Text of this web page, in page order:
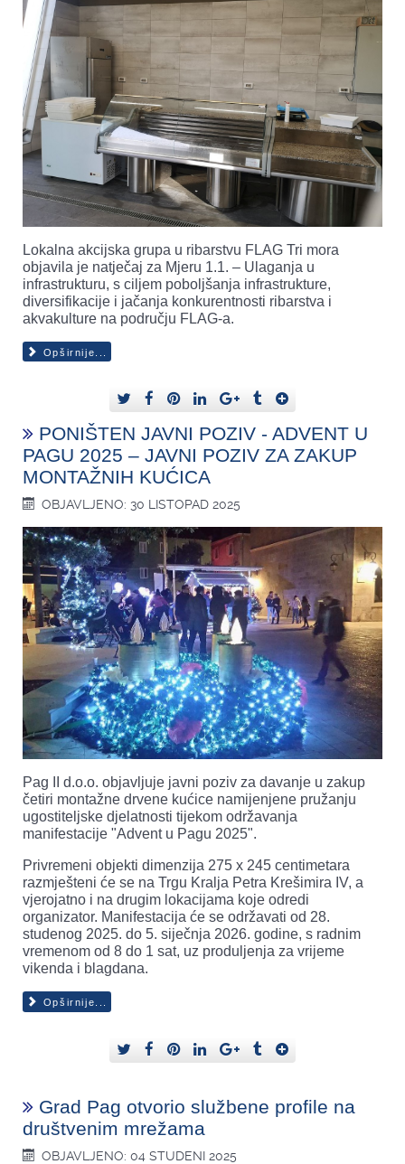
Lokalna akcijska grupa u ribarstvu FLAG Tri mora
objavila je natječaj za Mjeru 1.1. – Ulaganja u
infrastrukturu, s ciljem poboljšanja infrastrukture,
diversifikacije i jačanja konkurentnosti ribarstva i
akvakulture na području FLAG-a.
Opširnije...
PONIŠTEN JAVNI POZIV - ADVENT U
PAGU 2025 – JAVNI POZIV ZA ZAKUP
MONTAŽNIH KUĆICA
OBJAVLJENO: 30 LISTOPAD 2025
Pag II d.o.o. objavljuje javni poziv za davanje u zakup
četiri montažne drvene kućice namijenjene pružanju
ugostiteljske djelatnosti tijekom održavanja
manifestacije "Advent u Pagu 2025".
Privremeni objekti dimenzija 275 x 245 centimetara
razmješteni će se na Trgu Kralja Petra Krešimira IV, a
vjerojatno i na drugim lokacijama koje odredi
organizator. Manifestacija će se održavati od 28.
studenog 2025. do 5. siječnja 2026. godine, s radnim
vremenom od 8 do 1 sat, uz produljenja za vrijeme
vikenda i blagdana.
Opširnije...
Grad Pag otvorio službene profile na
društvenim mrežama
OBJAVLJENO: 04 STUDENI 2025